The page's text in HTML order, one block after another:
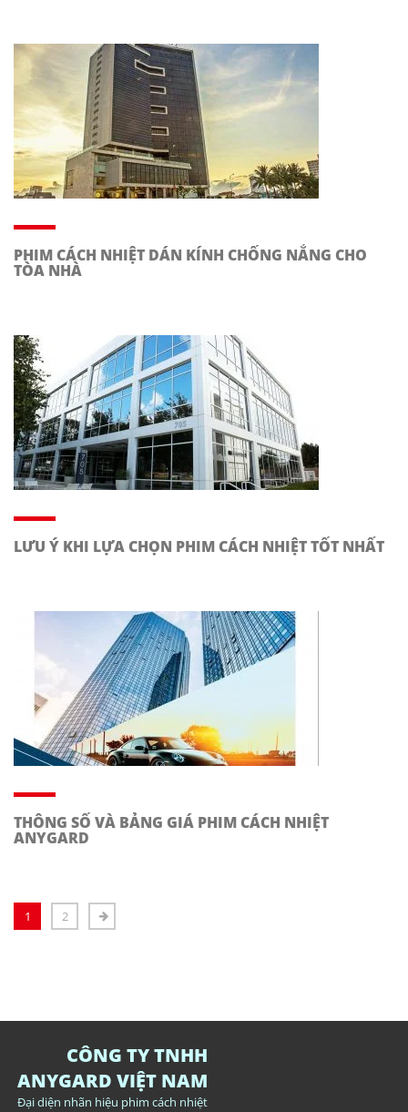
PHIM CÁCH NHIỆT DÁN KÍNH CHỐNG NẮNG CHO
TÒA NHÀ
LƯU Ý KHI LỰA CHỌN PHIM CÁCH NHIỆT TỐT NHẤT
THÔNG SỐ VÀ BẢNG GIÁ PHIM CÁCH NHIỆT
ANYGARD
1 2
CÔNG TY TNHH
ANYGARD VIỆT NAM
Đại diện nhãn hiệu phim cách nhiệt